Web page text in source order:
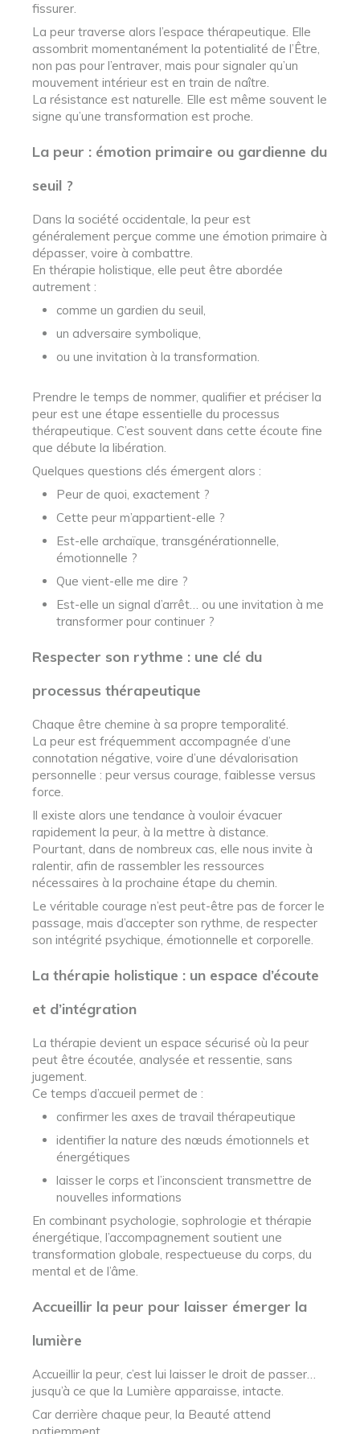
fissurer.
La peur traverse alors l’espace thérapeutique. Elle
assombrit momentanément la potentialité de l’Être,
non pas pour l’entraver, mais pour signaler qu’un
mouvement intérieur est en train de naître.
La résistance est naturelle. Elle est même souvent le
signe qu’une transformation est proche.
La peur : émotion primaire ou gardienne du
seuil ?
Dans la société occidentale, la peur est
généralement perçue comme une émotion primaire à
dépasser, voire à combattre.
En thérapie holistique, elle peut être abordée
autrement :
comme un gardien du seuil,
un adversaire symbolique,
ou une invitation à la transformation.
Prendre le temps de nommer, qualifier et préciser la
peur est une étape essentielle du processus
thérapeutique. C’est souvent dans cette écoute fine
que débute la libération.
Quelques questions clés émergent alors :
Peur de quoi, exactement ?
Cette peur m’appartient-elle ?
Est-elle archaïque, transgénérationnelle,
émotionnelle ?
Que vient-elle me dire ?
Est-elle un signal d’arrêt… ou une invitation à me
transformer pour continuer ?
Respecter son rythme : une clé du
processus thérapeutique
Chaque être chemine à sa propre temporalité.
La peur est fréquemment accompagnée d’une
connotation négative, voire d’une dévalorisation
personnelle : peur versus courage, faiblesse versus
force.
Il existe alors une tendance à vouloir évacuer
rapidement la peur, à la mettre à distance.
Pourtant, dans de nombreux cas, elle nous invite à
ralentir, afin de rassembler les ressources
nécessaires à la prochaine étape du chemin.
Le véritable courage n’est peut-être pas de forcer le
passage, mais d’accepter son rythme, de respecter
son intégrité psychique, émotionnelle et corporelle.
La thérapie holistique : un espace d’écoute
et d’intégration
La thérapie devient un espace sécurisé où la peur
peut être écoutée, analysée et ressentie, sans
jugement.
Ce temps d’accueil permet de :
confirmer les axes de travail thérapeutique
identifier la nature des nœuds émotionnels et
énergétiques
laisser le corps et l’inconscient transmettre de
nouvelles informations
En combinant psychologie, sophrologie et thérapie
énergétique, l’accompagnement soutient une
transformation globale, respectueuse du corps, du
mental et de l’âme.
Accueillir la peur pour laisser émerger la
lumière
Accueillir la peur, c’est lui laisser le droit de passer…
jusqu’à ce que la Lumière apparaisse, intacte.
Car derrière chaque peur, la Beauté attend